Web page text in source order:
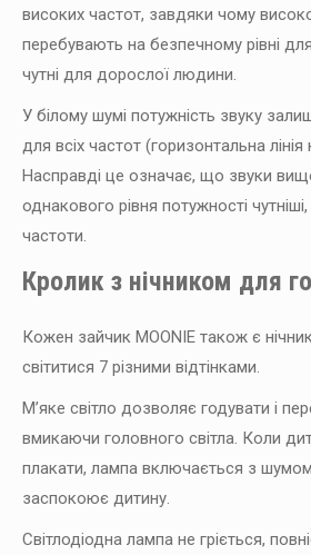
високих частот, завдяки чому
перебувають на безпечному рівні
чутні для дорослої людини.
У білому шумі потужність звуку
для всіх частот (горизонтальна лінія
Насправді це означає, що звуки
однакового рівня потужності
частоти.
Кролик з нічником для
Кожен зайчик MOONIE також є
світитися 7 різними відтінками.
М’яке світло дозволяє годувати і
вмикаючи головного світла. Коли
плакати, лампа включається з шумом,
заспокоює дитину.
Світлодіодна лампа не гріється,